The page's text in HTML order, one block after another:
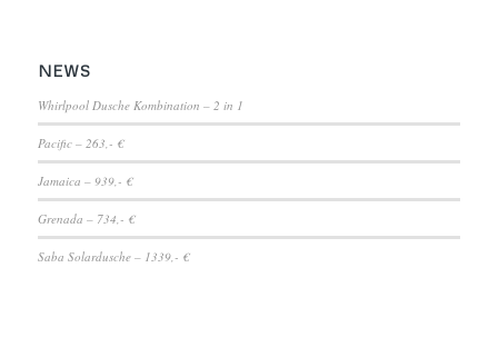
NEWS
Whirlpool Dusche Kombination – 2 in 1
Pacific – 263,- €
Jamaica – 939,- €
Grenada – 734,- €
Saba Solardusche – 1339,- €